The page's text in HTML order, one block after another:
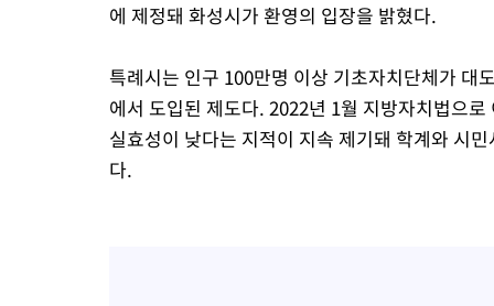
에 제정돼 화성시가 환영의 입장을 밝혔다.
특례시는 인구 100만명 이상 기초자치단체가 대
에서 도입된 제도다. 2022년 1월 지방자치법으
실효성이 낮다는 지적이 지속 제기돼 학계와 시
다.